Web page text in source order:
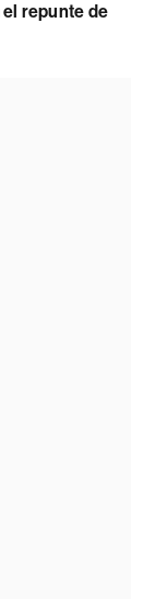
el repunte de